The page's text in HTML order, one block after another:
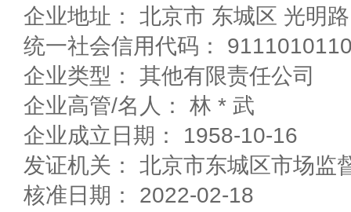
企业地址： 北京市 东城区 光
统一社会信用代码：
企业类型： 其他有限责任公司
企业高管/名人： 林 * 武
企业成立日期： 1958-10-16
发证机关： 北京市东城区市场监
核准日期： 2022-02-18